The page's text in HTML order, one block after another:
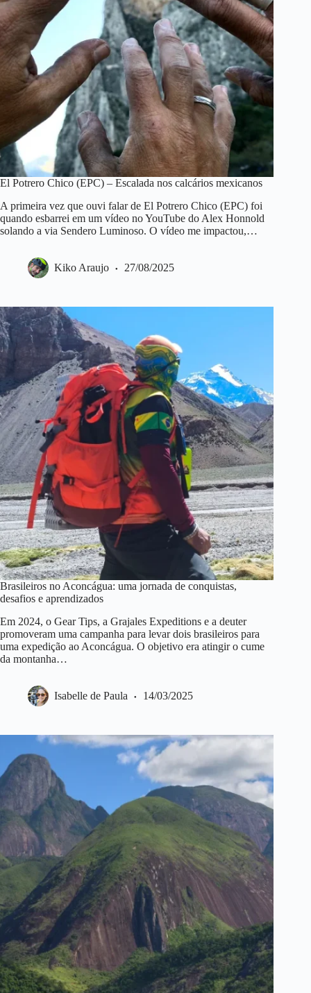
El Potrero Chico (EPC) – Escalada nos calcários mexicanos
A primeira vez que ouvi falar de El Potrero Chico (EPC) foi
quando esbarrei em um vídeo no YouTube do Alex Honnold
solando a via Sendero Luminoso. O vídeo me impactou,…
Kiko Araujo 27/08/2025
Brasileiros no Aconcágua: uma jornada de conquistas,
desafios e aprendizados
Em 2024, o Gear Tips, a Grajales Expeditions e a deuter
promoveram uma campanha para levar dois brasileiros para
uma expedição ao Aconcágua. O objetivo era atingir o cume
da montanha…
Isabelle de Paula 14/03/2025